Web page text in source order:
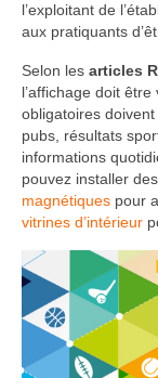
l’exploitant de
aux pratiquants
Selon les articles
l’affichage doit
obligatoires
pubs, résultats
informations
pouvez installer des
magnétiques pour
vitrines d’intérieur